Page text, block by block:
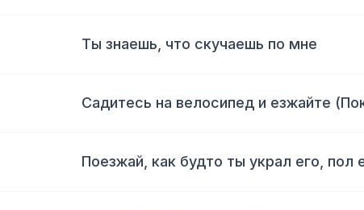
Ты знаешь, что скучаешь по мне
Садитесь на велосипед и езжайте
Поезжай, как будто ты украл его, пол